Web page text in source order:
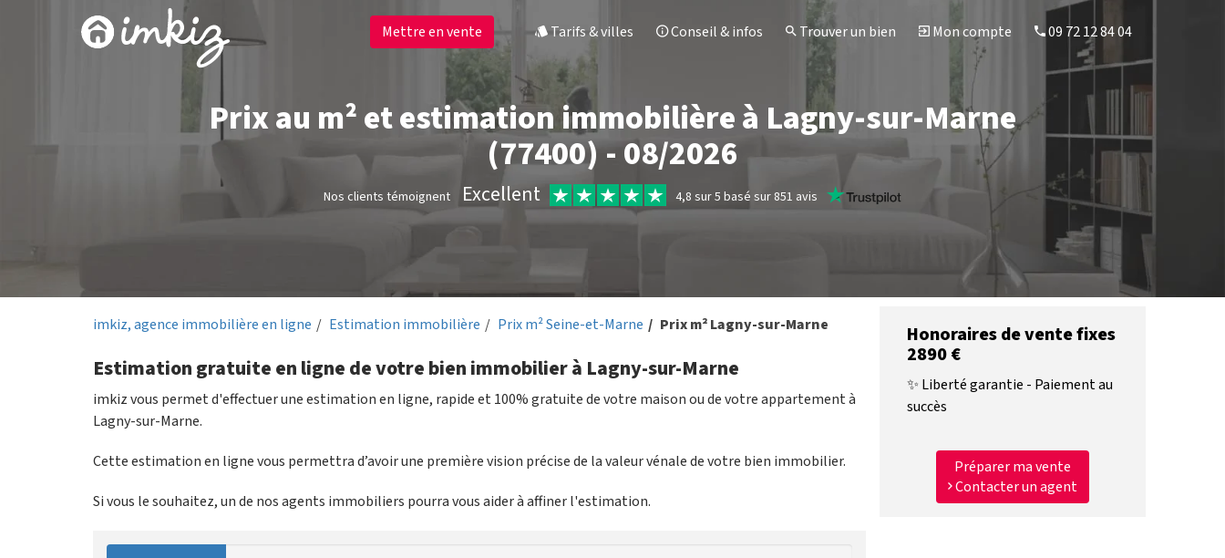
Mettre en vente Tarifs & villes Conseil & infos Trouver un bien Mon compte 09 72 12 84 04
Prix au m² et estimation immobilière à Lagny-sur-Marne
(77400) - 08/2026
Nos clients témoignent Excellent 4,8 sur 5 basé sur 851 avis
imkiz, agence immobilière en ligne Estimation immobilière Prix m² Seine-et-Marne Prix m² Lagny-sur-Marne
Estimation gratuite en ligne de votre bien immobilier à Lagny-sur-Marne
imkiz vous permet d'effectuer une estimation en ligne, rapide et 100% gratuite de votre maison ou de votre appartement à
Lagny-sur-Marne.
Cette estimation en ligne vous permettra d’avoir une première vision précise de la valeur vénale de votre bien immobilier.
Si vous le souhaitez, un de nos agents immobiliers pourra vous aider à affiner l'estimation.
Honoraires de vente fixes
2890 €
✨ Liberté garantie - Paiement au
succès
Préparer ma vente
Contacter un agent